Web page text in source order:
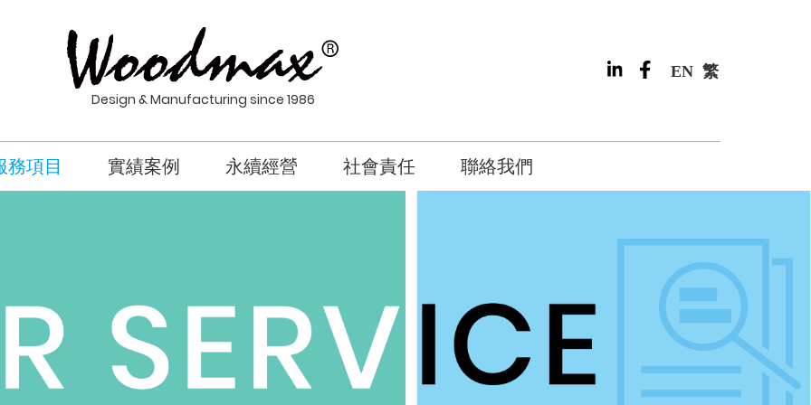
Design & Manufacturing since 1986
務項目 實績案例 永續經營 社會責任 聯絡我們
EN 繁